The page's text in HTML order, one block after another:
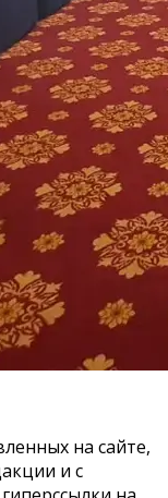
на сайте,
и с